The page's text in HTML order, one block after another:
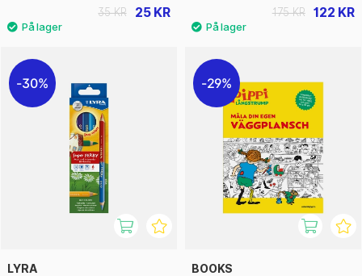
25 KR
35 KR 122 KR
175 KR
30%
LYRA
29%
BOOKS